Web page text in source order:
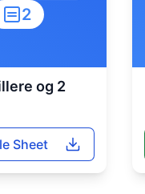
2
og 2
Sheet